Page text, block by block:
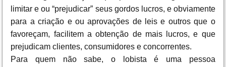
limitar e ou “prejudicar” seus gordos lucros, e obviamente
para a criação e ou aprovações de leis e outros que o
favoreçam, facilitem a obtenção de mais lucros, e que
prejudicam clientes, consumidores e concorrentes.
Para quem não sabe, o lobista é uma pessoa